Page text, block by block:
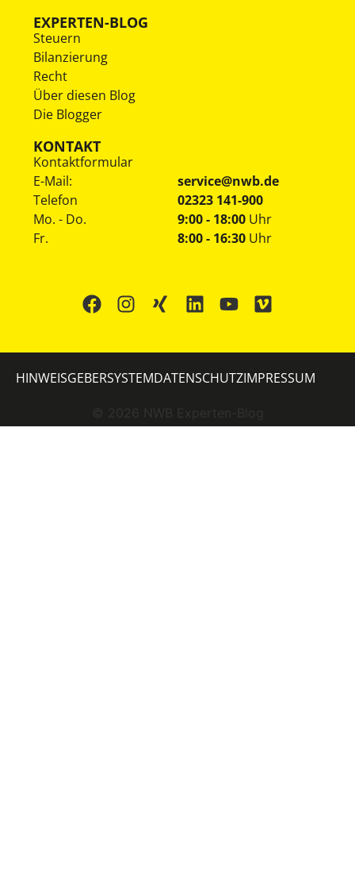
EXPERTEN-BLOG
Steuern
Bilanzierung
Recht
Über diesen Blog
Die Blogger
KONTAKT
Kontaktformular
E-Mail:
service@nwb.de
Telefon
02323 141-900
Mo. - Do.
Fr.
9:00 - 18:00 Uhr
8:00 - 16:30 Uhr
© 2026 NWB Experten-Blog
HINWEISGEBERSYSTEMDATENSCHUTZIMPRESSUM